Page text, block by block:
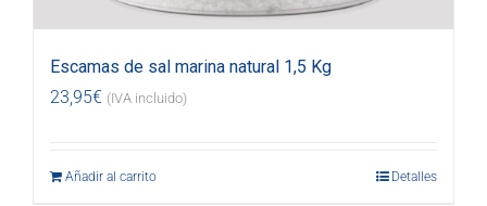
Escamas de sal marina natural 1,5 Kg
23,95€ (IVA incluido)
Añadir al carrito Detalles